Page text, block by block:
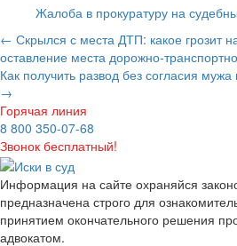
Жалоба в прокуратуру на
← Скрылся с места ДТП: какое грозит
оставление места дорожно-
Как получить развод без согласия
→
Горячая линия
8 800 350-07-68
Звонок бесплатный!
Информация на сайте охраняйся
предназначена строго для
принятием окончательного решения
адвокатом.